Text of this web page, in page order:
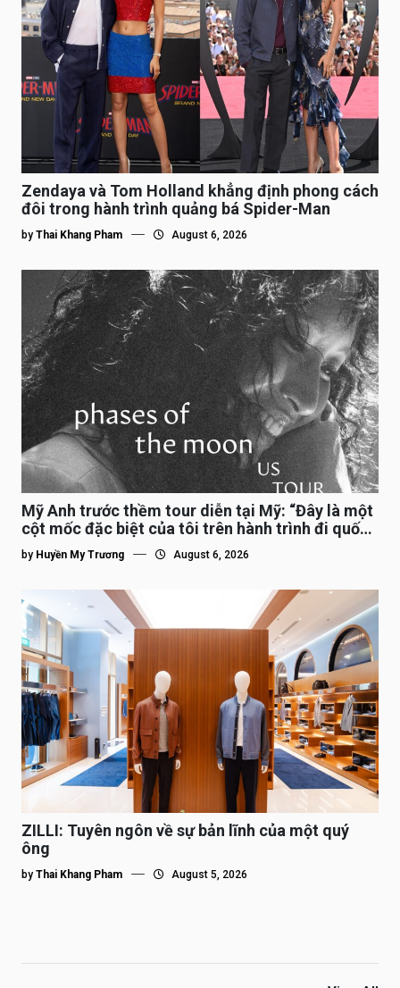
Zendaya và Tom Holland khẳng định phong cách
đôi trong hành trình quảng bá Spider-Man
by Thai Khang Pham August 6, 2026
Mỹ Anh trước thềm tour diễn tại Mỹ: “Đây là một
cột mốc đặc biệt của tôi trên hành trình đi quốc
tế”
by Huyền My Trương August 6, 2026
ZILLI: Tuyên ngôn về sự bản lĩnh của một quý
ông
by Thai Khang Pham August 5, 2026